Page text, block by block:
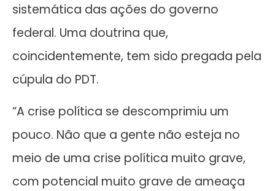
sistemática das ações do governo
federal. Uma doutrina que,
coincidentemente, tem sido pregada pela
cúpula do PDT.
“A crise política se descomprimiu um
pouco. Não que a gente não esteja no
meio de uma crise política muito grave,
com potencial muito grave de ameaça